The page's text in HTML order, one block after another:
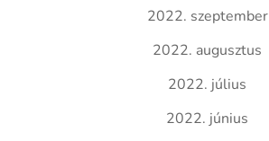
2022. szeptember
2022. augusztus
2022. július
2022. június